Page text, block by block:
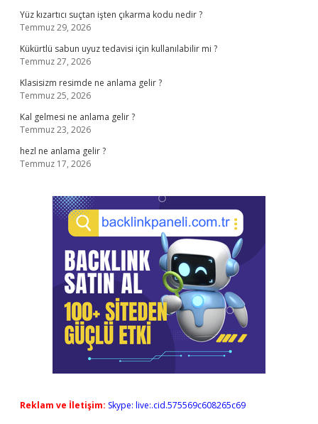
Yüz kızartıcı suçtan işten çıkarma kodu nedir ?
Temmuz 29, 2026
Kükürtlü sabun uyuz tedavisi için kullanılabilir mi ?
Temmuz 27, 2026
Klasisizm resimde ne anlama gelir ?
Temmuz 25, 2026
Kal gelmesi ne anlama gelir ?
Temmuz 23, 2026
hezl ne anlama gelir ?
Temmuz 17, 2026
Reklam ve İletişim: Skype: live:.cid.575569c608265c69